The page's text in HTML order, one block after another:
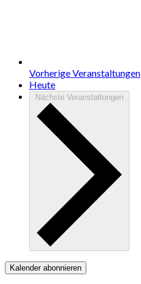
VorherigeVeranstaltungen
Heute
Nächste Veranstaltungen
Kalender abonnieren